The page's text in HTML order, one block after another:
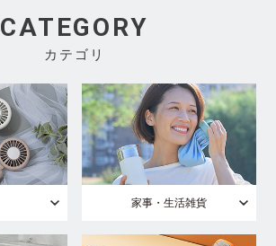
CATEGORY
カテゴリ
家事・生活雑貨